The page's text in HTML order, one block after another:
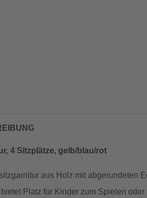
4 Sitzplätze, gelb/blau/rot
aus Holz mit abgerundeten
Platz für Kinder zum Spielen